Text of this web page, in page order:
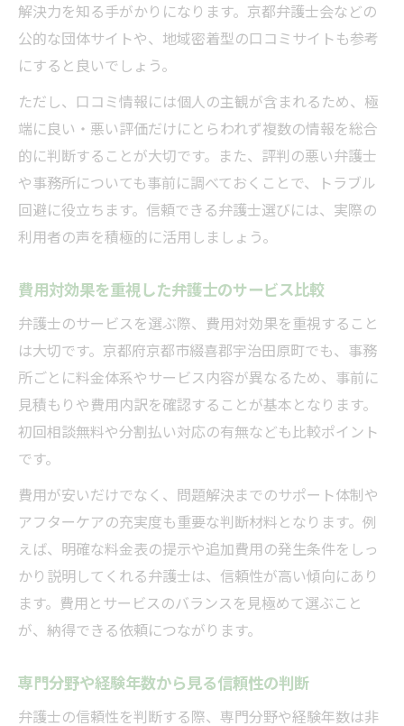
解決力を知る手がかりになります。京都弁護士会などの
公的な団体サイトや、地域密着型の口コミサイトも参考
にすると良いでしょう。
ただし、口コミ情報には個人の主観が含まれるため、極
端に良い・悪い評価だけにとらわれず複数の情報を総合
的に判断することが大切です。また、評判の悪い弁護士
や事務所についても事前に調べておくことで、トラブル
回避に役立ちます。信頼できる弁護士選びには、実際の
利用者の声を積極的に活用しましょう。
費用対効果を重視した弁護士のサービス比較
弁護士のサービスを選ぶ際、費用対効果を重視すること
は大切です。京都府京都市綴喜郡宇治田原町でも、事務
所ごとに料金体系やサービス内容が異なるため、事前に
見積もりや費用内訳を確認することが基本となります。
初回相談無料や分割払い対応の有無なども比較ポイント
です。
費用が安いだけでなく、問題解決までのサポート体制や
アフターケアの充実度も重要な判断材料となります。例
えば、明確な料金表の提示や追加費用の発生条件をしっ
かり説明してくれる弁護士は、信頼性が高い傾向にあり
ます。費用とサービスのバランスを見極めて選ぶこと
が、納得できる依頼につながります。
専門分野や経験年数から見る信頼性の判断
弁護士の信頼性を判断する際、専門分野や経験年数は非